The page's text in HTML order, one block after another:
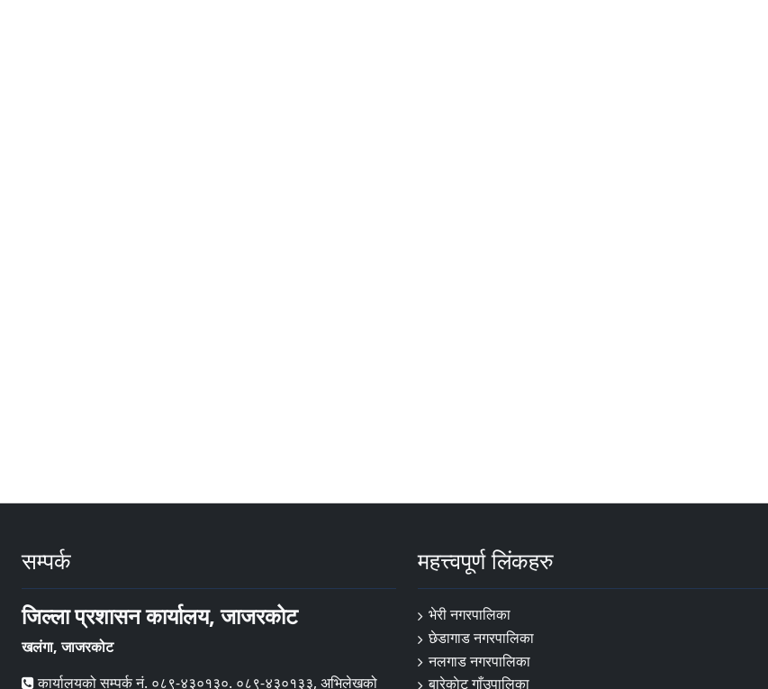
सम्पर्क
जिल्ला प्रशासन कार्यालय, जाजरकोट
खलंगा, जाजरकोट
कार्यालयको सम्पर्क नं. ०८९-४३०१३०. ०८९-४३०१३३, अभिलेखको
महत्त्वपूर्ण लिंकहरु
भेरी नगरपालिका
छेडागाड नगरपालिका
नलगाड नगरपालिका
बारेकाेट गाँउपालिका